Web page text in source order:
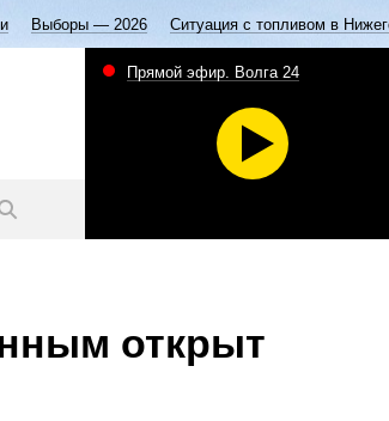
Выборы — 2026 Ситуация с топливом в
Прямой эфир. Волга 24
открыт